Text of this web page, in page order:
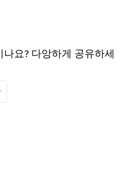
요? 다앙하게 공유하세